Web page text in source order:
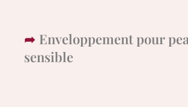
Enveloppement pour
sensible